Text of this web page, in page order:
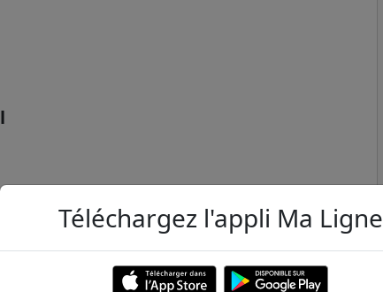
Hugo
et transilien situées à moins de 1km de la gare
Téléchargez l'appli Ma Ligne